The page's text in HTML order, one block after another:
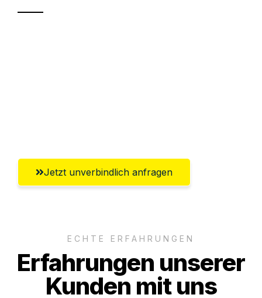
Jetzt unverbindlich anfragen
ECHTE ERFAHRUNGEN
Erfahrungen unserer
Kunden mit uns